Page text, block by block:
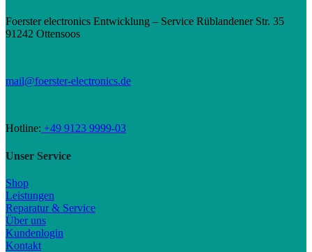
Foerster electronics Entwicklung – Service Rüblandener Str. 35
91242 Ottensoos
mail@foerster-electronics.de
Hotline: +49 9123 9999-03
Unser Service
Shop
Leistungen
Reparatur & Service
Über uns
Kundenlogin
Kontakt